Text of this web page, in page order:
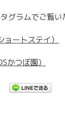
グラムでご覧
ートステイ）
かつぼ園）